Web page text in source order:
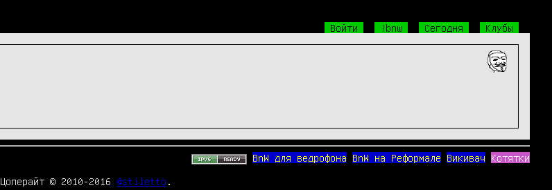
Войти !bnw Сегодня Клубы
BnW для ведрофона BnW на Реформале Викивач Котятки
Цоперайт © 2010-2016 @stiletto